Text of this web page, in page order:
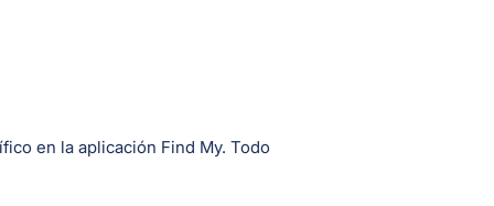
en la aplicación Find My. Todo